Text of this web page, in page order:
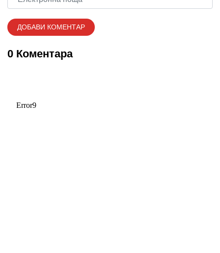
0 Коментара